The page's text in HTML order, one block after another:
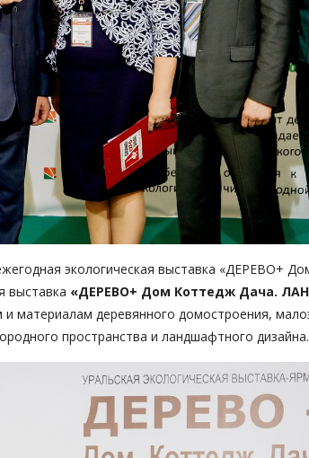
экологическая выставка «ДЕРЕВО+
выставка «ДЕРЕВО+ Дом Коттедж Дача.
материалам деревянного домостроения,
пространства и ландшафтного дизайна.